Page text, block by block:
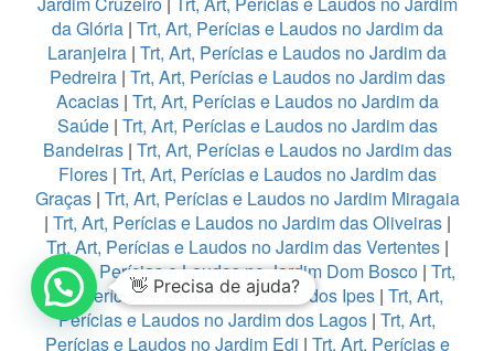
da Glória| Trt, Art, Perícias e Laudos no Jardim da
Laranjeira | Trt, Art, Perícias e Laudos no Jardim da
Pedreira| Trt, Art, Perícias e Laudos no Jardim das
Acacias| Trt, Art, Perícias e Laudos no Jardim da
Saúde| Trt, Art, Perícias e Laudos no Jardim das
Bandeiras| Trt, Art, Perícias e Laudos no Jardim das
Flores| Trt, Art, Perícias e Laudos no Jardim das
Graças| Trt, Art, Perícias e Laudos no Jardim Miragaia
| Trt, Art, Perícias e Laudos no Jardim das Oliveiras|
Trt, Art, Perícias e Laudos no Jardim das Vertentes|
Trt, Art, Perícias e Laudos no Jardim Dom Bosco| Trt,
Art, Perícias e Laudos no Jardim dos Ipes | Trt, Art,
Perícias e Laudos no Jardim dos Lagos | Trt, Art,
Perícias e Laudos no Jardim Edi | Trt, Art, Perícias e
1